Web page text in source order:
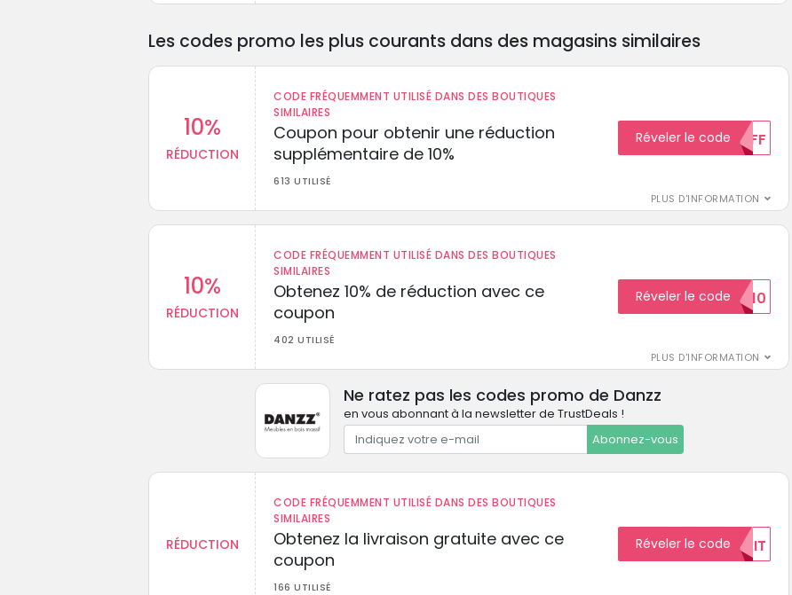
Les codes promo les plus courants dans des magasins similaires
10%
RÉDUCTION
CODE FRÉQUEMMENT UTILISÉ DANS DES BOUTIQUES
SIMILAIRES
Coupon pour obtenir une réduction
supplémentaire de 10%
613 UTILISÉ
PLUS D'INFORMATION
Réveler le code10%OFF
10%
RÉDUCTION
CODE FRÉQUEMMENT UTILISÉ DANS DES BOUTIQUES
SIMILAIRES
Obtenez 10% de réduction avec ce
coupon
402 UTILISÉ
PLUS D'INFORMATION
Réveler le code
REDUCTION10
Ne ratez pas les codes promo de Danzz
en vous abonnant à la newsletter de TrustDeals !
Abonnez-vous
RÉDUCTION
CODE FRÉQUEMMENT UTILISÉ DANS DES BOUTIQUES
SIMILAIRES
Obtenez la livraison gratuite avec ce
coupon
166 UTILISÉ
Réveler le codeGRATUIT